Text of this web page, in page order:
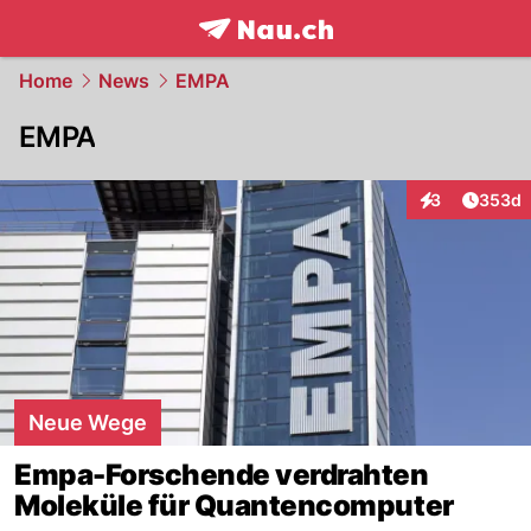
frontpage.NAU.ch
Home News EMPA
EMPA
3
Interaktionen
353d
Neue Wege
Empa-Forschende verdrahten
Moleküle für Quantencomputer